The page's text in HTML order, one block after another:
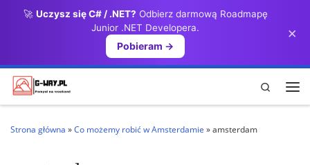
🚀 Uczysz się C# / .NET? Odbierz darmową Roadmapę
Junior .NET Developera.
Pobieram →
×
Przejdź do treści
Search
Strona główna »Co możemy robić w Amsterdamie »amsterdam